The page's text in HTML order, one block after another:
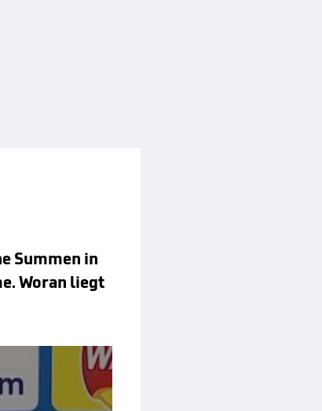
Summen in
Woran liegt